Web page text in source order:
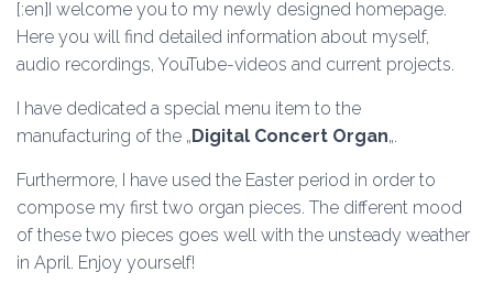
[:en]I welcome you to my newly designed homepage.
Here you will find detailed information about myself,
audio recordings, YouTube-videos and current projects.
I have dedicated a special menu item to the
manufacturing of the „Digital Concert Organ„.
Furthermore, I have used the Easter period in order to
compose my first two organ pieces. The different mood
of these two pieces goes well with the unsteady weather
in April. Enjoy yourself!